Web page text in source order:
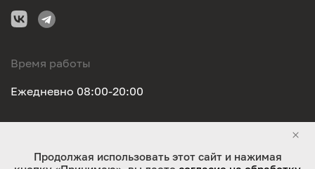
Время работы
Ежедневно 08:00-20:00
Продолжая использовать этот сайт и нажимая